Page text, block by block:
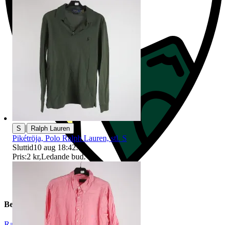
Beskrivning
S | Ralph Lauren
Pikétröja, Polo Ralph Lauren, stl. S
Sluttid10 aug 18:42.
Pris:2 kr,Ledande bud.